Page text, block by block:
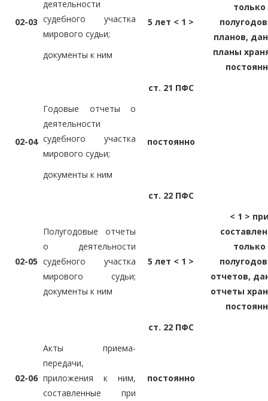
02-03
деятельности
судебного участка
мирового судьи;
документы к ним
5 лет < 1 >
только
планов,
планы
ст. 21 ПФС
02-04
Годовые отчеты о
деятельности
судебного участка
мирового судьи;
документы к ним
постоянно
ст. 22 ПФС
02-05
Полугодовые отчеты
о деятельности
судебного участка
мирового судьи;
документы к ним
5 лет < 1 >
< 1 >
только
отчетов,
отчеты
ст. 22 ПФС
02-06
Акты приема-
передачи,
приложения к ним,
составленные при
постоянно